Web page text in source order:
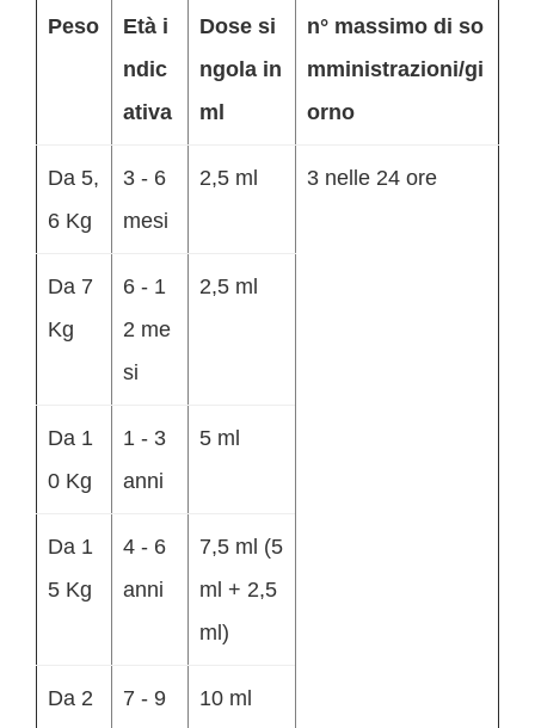
Peso
Età i
ndic
ativa
Dose si
ngola in
ml
n° massimo di so
mministrazioni/gi
orno
Da 5,
6 Kg
3 - 6
mesi
2,5 ml 3 nelle 24 ore
Da 7
Kg
6 - 1
2 me
si
2,5 ml
Da 1
0 Kg
1 - 3
anni
5 ml
Da 1
5 Kg
4 - 6
anni
7,5 ml (5
ml + 2,5
ml)
Da 2
7 - 9
10 ml